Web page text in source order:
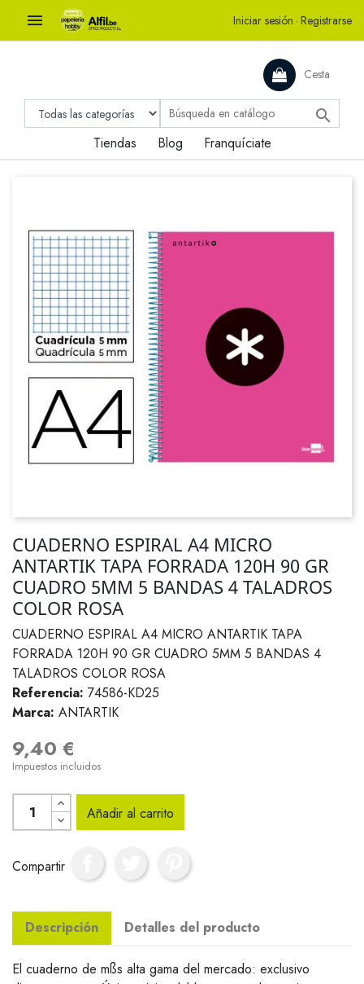
 Iniciar sesión · Registrarse
Cesta

Tiendas Blog Franquíciate
CUADERNO ESPIRAL A4 MICRO
ANTARTIK TAPA FORRADA 120H 90 GR
CUADRO 5MM 5 BANDAS 4 TALADROS
COLOR ROSA
CUADERNO ESPIRAL A4 MICRO ANTARTIK TAPA
FORRADA 120H 90 GR CUADRO 5MM 5 BANDAS 4
TALADROS COLOR ROSA
Referencia: 74586-KD25
Marca: ANTARTIK
9,40 €
Impuestos incluidos
Añadir al carrito
Compartir
Descripción Detalles del producto
El cuaderno de mßs alta gama del mercado: exclusivo